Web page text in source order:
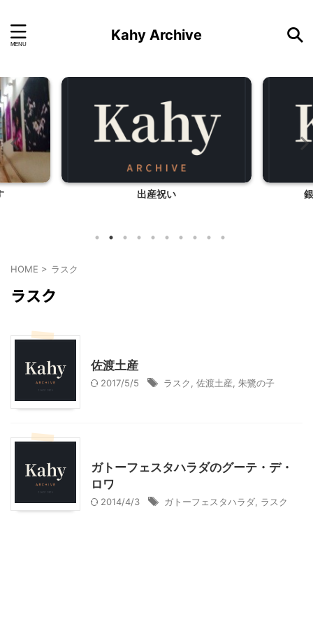
Kahy Archive
出産祝い
HOME > ラスク
ラスク
佐渡土産
2017/5/5 ラスク 佐渡土産 朱鷺の子
ガトーフェスタハラダのグーテ・デ・
ロワ
2014/4/3 ガトーフェスタハラダ ラスク